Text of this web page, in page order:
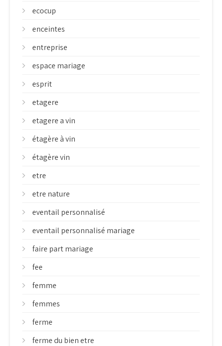
ecocup
enceintes
entreprise
espace mariage
esprit
etagere
etagere a vin
étagère à vin
étagère vin
etre
etre nature
eventail personnalisé
eventail personnalisé mariage
faire part mariage
fee
femme
femmes
ferme
ferme du bien etre